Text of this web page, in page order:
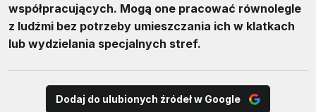
współpracujących. Mogą one pracować równolegle
z ludźmi bez potrzeby umieszczania ich w klatkach
lub wydzielania specjalnych stref.
Dodaj do ulubionych źródeł w Google